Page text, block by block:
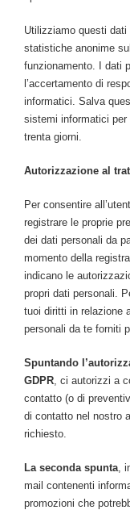
Utilizziamo questi
statistiche anonime
funzionamento. I dati
l’accertamento di
informatici. Salva
sistemi informatici per
trenta giorni.
Autorizzazione al
Per consentire
registrare le proprie
dei dati personali da
momento della
indicano le
propri dati personali.
tuoi diritti in relazione
personali da te forniti
Spuntando
GDPR, ci autorizzi a
contatto (o di
di contatto nel nostro
richiesto.
La seconda spunta,
mail contenenti
promozioni che